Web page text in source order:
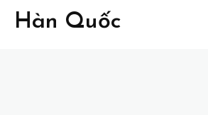
Hàn Quốc